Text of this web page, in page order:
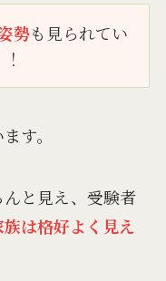
勢も見られてい
す。
と見え、受験者
は格好よく見え